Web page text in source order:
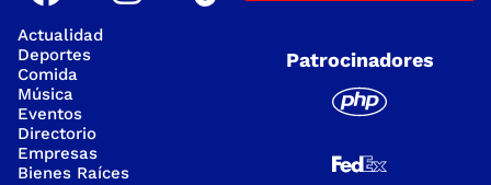
Actualidad
Deportes
Comida
Música
Eventos
Directorio
Empresas
Bienes Raíces
Patrocinadores